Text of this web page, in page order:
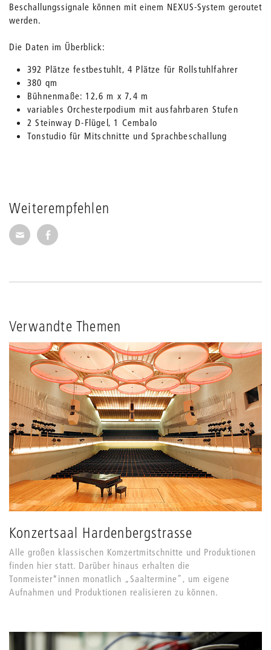
Weiterempfehlen
Seite per E-Mail weiterempfehlen
Seite auf Facebook weiterempfehlen
Beschallungssignale können mit einem NEXUS-System geroutet
werden.
Die Daten im Überblick:
392 Plätze festbestuhlt, 4 Plätze für Rollstuhlfahrer
380 qm
Bühnenmaße: 12,6 m x 7,4 m
variables Orchesterpodium mit ausfahrbaren Stufen
2 Steinway D-Flügel, 1 Cembalo
Tonstudio für Mitschnitte und Sprachbeschallung
Verwandte Themen
Konzertsaal Hardenbergstrasse
Alle großen klassischen Komzertmitschnitte und Produktionen
finden hier statt. Darüber hinaus erhalten die
Tonmeister*innen monatlich „Saaltermine”, um eigene
Aufnahmen und Produktionen realisieren zu können.